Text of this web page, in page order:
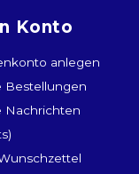
Konto
anlegen
Bestellungen
Nachrichten